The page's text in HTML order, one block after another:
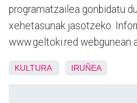
programatzailea gonbidatu
xehetasunak jasotzeko.
www.geltoki.red webgunean
KULTURA IRUÑEA